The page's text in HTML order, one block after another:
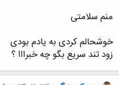
منم سلامتی
خوشحالم کردی به یادم بودی
زود تند سریع بگو چه خبرااا ؟